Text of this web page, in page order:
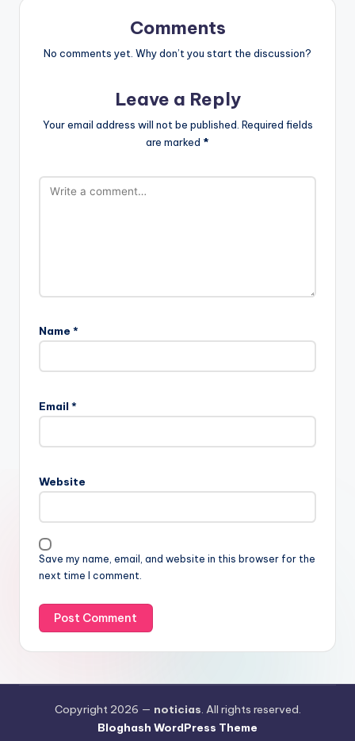
Comments
No comments yet. Why don’t you start the discussion?
Leave a Reply
Your email address will not be published. Required fields
are marked *
Name *
Email *
Website
Save my name, email, and website in this browser for the
next time I comment.
Copyright 2026 — noticias. All rights reserved.
Bloghash WordPress Theme